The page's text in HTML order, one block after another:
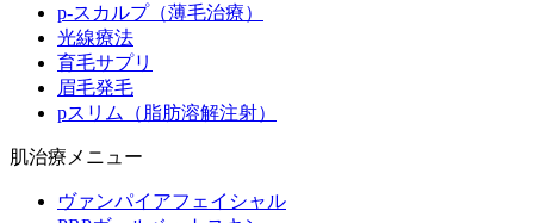
p-スカルプ（薄毛治療）
光線療法
育毛サプリ
眉毛発毛
pスリム（脂肪溶解注射）
肌治療メニュー
ヴァンパイアフェイシャル